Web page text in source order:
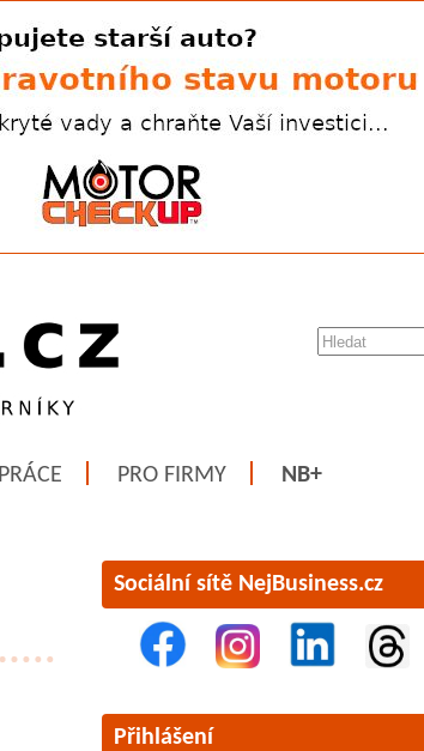
PRÁCE PRO FIRMY NB+
Sociální sítě NejBusiness.cz
Přihlášení